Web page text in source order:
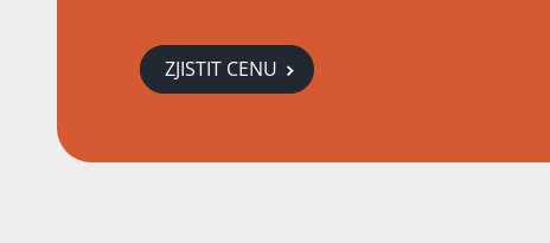
ZJISTIT CENU